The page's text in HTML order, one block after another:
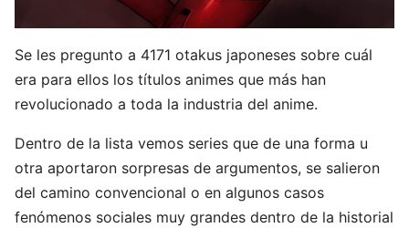
Se les pregunto a 4171 otakus japoneses sobre cuál
era para ellos los títulos animes que más han
revolucionado a toda la industria del anime.
Dentro de la lista vemos series que de una forma u
otra aportaron sorpresas de argumentos, se salieron
del camino convencional o en algunos casos
fenómenos sociales muy grandes dentro de la historial